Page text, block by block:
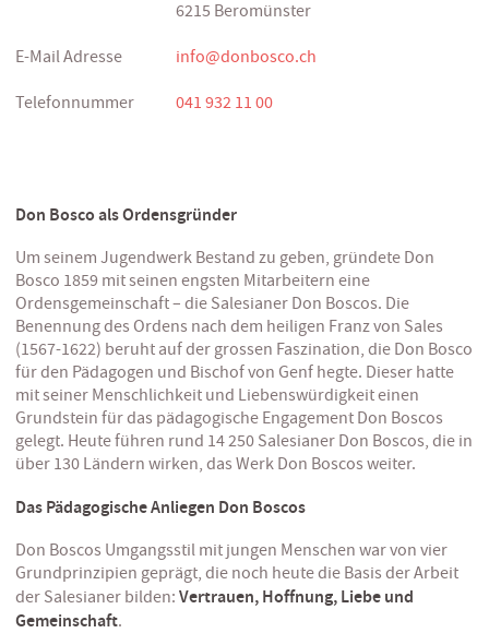
6215 Beromünster
E-Mail Adresse info@donbosco.ch
Telefonnummer 041 932 11 00
Don Bosco als Ordensgründer
Um seinem Jugendwerk Bestand zu geben, gründete Don
Bosco 1859 mit seinen engsten Mitarbeitern eine
Ordensgemeinschaft – die Salesianer Don Boscos. Die
Benennung des Ordens nach dem heiligen Franz von Sales
(1567-1622) beruht auf der grossen Faszination, die Don Bosco
für den Pädagogen und Bischof von Genf hegte. Dieser hatte
mit seiner Menschlichkeit und Liebenswürdigkeit einen
Grundstein für das pädagogische Engagement Don Boscos
gelegt. Heute führen rund 14 250 Salesianer Don Boscos, die in
über 130 Ländern wirken, das Werk Don Boscos weiter.
Das Pädagogische Anliegen Don Boscos
Don Boscos Umgangsstil mit jungen Menschen war von vier
Grundprinzipien geprägt, die noch heute die Basis der Arbeit
der Salesianer bilden: Vertrauen, Hoffnung, Liebe und
Gemeinschaft.